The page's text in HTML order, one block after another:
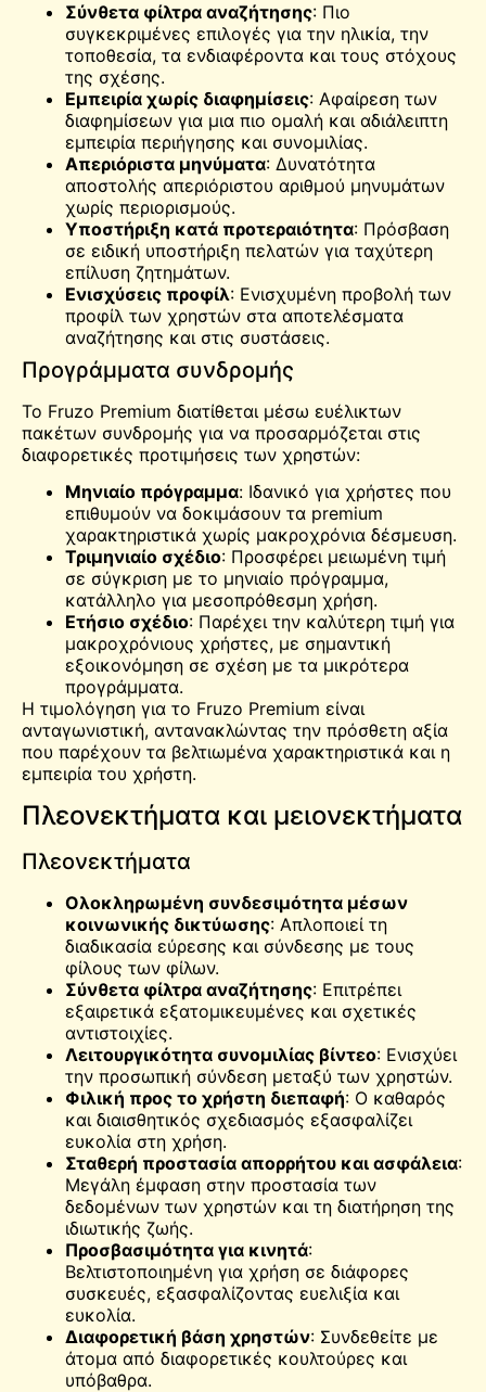
Σύνθετα φίλτρα αναζήτησης: Πιο
συγκεκριμένες επιλογές για την ηλικία, την
τοποθεσία, τα ενδιαφέροντα και τους στόχους
της σχέσης.
Εμπειρία χωρίς διαφημίσεις: Αφαίρεση των
διαφημίσεων για μια πιο ομαλή και αδιάλειπτη
εμπειρία περιήγησης και συνομιλίας.
Απεριόριστα μηνύματα: Δυνατότητα
αποστολής απεριόριστου αριθμού μηνυμάτων
χωρίς περιορισμούς.
Υποστήριξη κατά προτεραιότητα: Πρόσβαση
σε ειδική υποστήριξη πελατών για ταχύτερη
επίλυση ζητημάτων.
Ενισχύσεις προφίλ: Ενισχυμένη προβολή των
προφίλ των χρηστών στα αποτελέσματα
αναζήτησης και στις συστάσεις.
Προγράμματα συνδρομής
Το Fruzo Premium διατίθεται μέσω ευέλικτων
πακέτων συνδρομής για να προσαρμόζεται στις
διαφορετικές προτιμήσεις των χρηστών:
Μηνιαίο πρόγραμμα: Ιδανικό για χρήστες που
επιθυμούν να δοκιμάσουν τα premium
χαρακτηριστικά χωρίς μακροχρόνια δέσμευση.
Τριμηνιαίο σχέδιο: Προσφέρει μειωμένη τιμή
σε σύγκριση με το μηνιαίο πρόγραμμα,
κατάλληλο για μεσοπρόθεσμη χρήση.
Ετήσιο σχέδιο: Παρέχει την καλύτερη τιμή για
μακροχρόνιους χρήστες, με σημαντική
εξοικονόμηση σε σχέση με τα μικρότερα
προγράμματα.
Η τιμολόγηση για το Fruzo Premium είναι
ανταγωνιστική, αντανακλώντας την πρόσθετη αξία
που παρέχουν τα βελτιωμένα χαρακτηριστικά και η
εμπειρία του χρήστη.
Πλεονεκτήματα και μειονεκτήματα
Πλεονεκτήματα
Ολοκληρωμένη συνδεσιμότητα μέσων
κοινωνικής δικτύωσης: Απλοποιεί τη
διαδικασία εύρεσης και σύνδεσης με τους
φίλους των φίλων.
Σύνθετα φίλτρα αναζήτησης: Επιτρέπει
εξαιρετικά εξατομικευμένες και σχετικές
αντιστοιχίες.
Λειτουργικότητα συνομιλίας βίντεο: Ενισχύει
την προσωπική σύνδεση μεταξύ των χρηστών.
Φιλική προς το χρήστη διεπαφή: Ο καθαρός
και διαισθητικός σχεδιασμός εξασφαλίζει
ευκολία στη χρήση.
Σταθερή προστασία απορρήτου και ασφάλεια:
Μεγάλη έμφαση στην προστασία των
δεδομένων των χρηστών και τη διατήρηση της
ιδιωτικής ζωής.
Προσβασιμότητα για κινητά:
Βελτιστοποιημένη για χρήση σε διάφορες
συσκευές, εξασφαλίζοντας ευελιξία και
ευκολία.
Διαφορετική βάση χρηστών: Συνδεθείτε με
άτομα από διαφορετικές κουλτούρες και
υπόβαθρα.